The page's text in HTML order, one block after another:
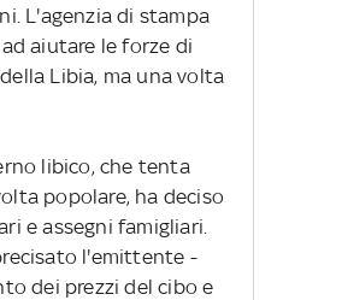
L'agenzia di stampa
aiutare le forze di
Libia, ma una volta
libico, che tenta
popolare, ha deciso
e assegni famigliari.
l'emittente -
dei prezzi del cibo e